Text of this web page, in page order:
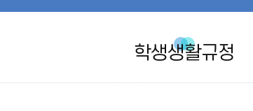
학생생활규정